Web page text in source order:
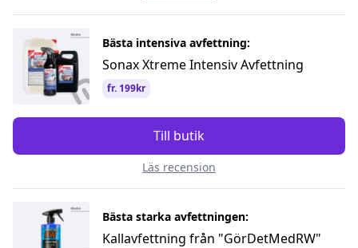
Bästa intensiva avfettning:
Sonax Xtreme Intensiv Avfettning
fr. 199kr
Till butik
Läs recension
Bästa starka avfettningen:
Kallavfettning från "GörDetMedRW"